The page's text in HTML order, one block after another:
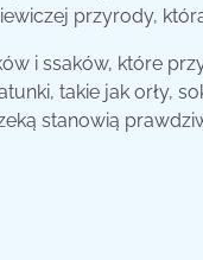
przyrody,
i ssaków, które
takie jak orły,
stanowią